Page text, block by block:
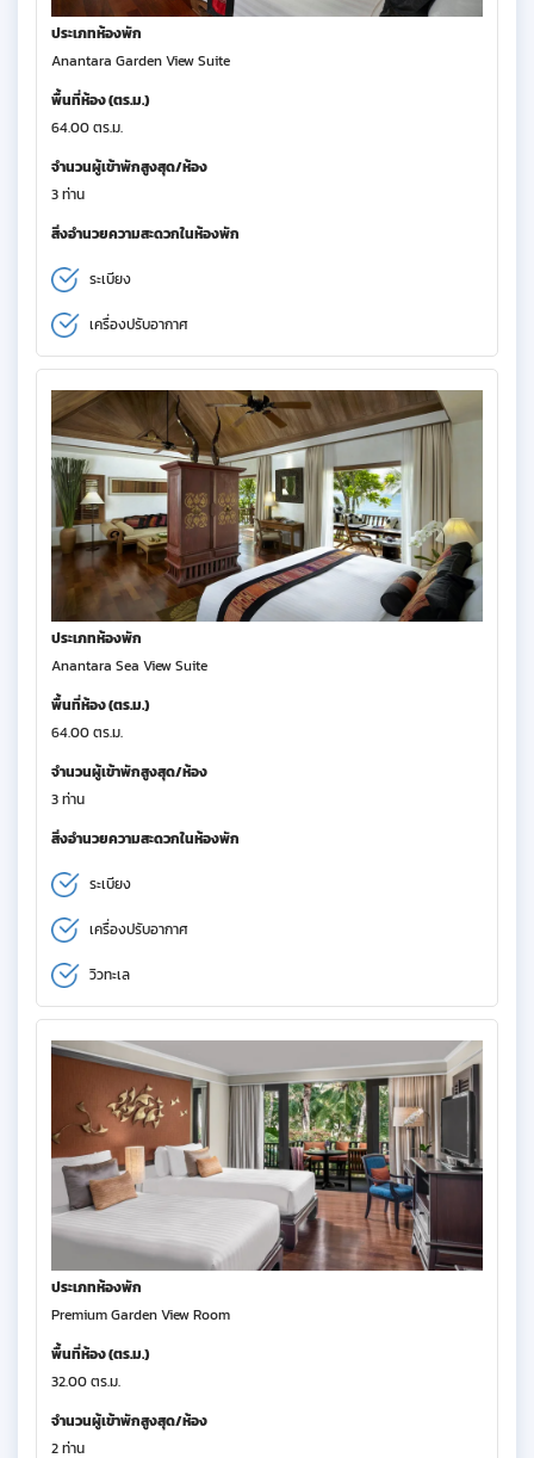
ประเภทห้องพัก
Anantara Garden View Suite
พื้นที่ห้อง (ตร.ม.)
64.00 ตร.ม.
จำนวนผู้เข้าพักสูงสุด/ห้อง
3 ท่าน
สิ่งอำนวยความสะดวกในห้องพัก
ระเบียง
เครื่องปรับอากาศ
ประเภทห้องพัก
Anantara Sea View Suite
พื้นที่ห้อง (ตร.ม.)
64.00 ตร.ม.
จำนวนผู้เข้าพักสูงสุด/ห้อง
3 ท่าน
สิ่งอำนวยความสะดวกในห้องพัก
ระเบียง
เครื่องปรับอากาศ
วิวทะเล
ประเภทห้องพัก
Premium Garden View Room
พื้นที่ห้อง (ตร.ม.)
32.00 ตร.ม.
จำนวนผู้เข้าพักสูงสุด/ห้อง
2 ท่าน